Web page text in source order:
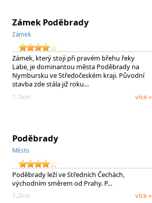
Zámek Poděbrady
Zámek
Zámek, který stojí při pravém břehu řeky
Labe, je dominantou města Poděbrady na
Nymbursku ve Středočeském kraji. Původní
stavba zde stála již roku…
1.1km
více »
Poděbrady
Město
Poděbrady leží ve Středních Čechách,
východním směrem od Prahy. P…
1.2km
více »